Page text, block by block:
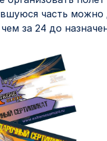
часть можно
за 24 до